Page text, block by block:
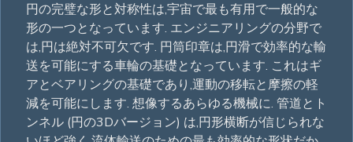
円の完璧な形と対称性は,宇宙で最も有用で一般的な
形の一つとなっています. エンジニアリングの分野で
は,円は絶対不可欠です. 円筒印章は,円滑で効率的な輸
送を可能にする車輪の基礎となっています. これはギ
アとベアリングの基礎であり,運動の移転と摩擦の軽
減を可能にします. 想像するあらゆる機械に. 管道とト
ンネル (円の3Dバージョン) は,円形横断が信じられな